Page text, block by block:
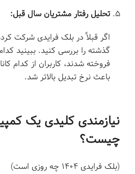
تحلیل رفتار مشتریان سال قبل:
اگر قبلاً در بلک فرایدی شرکت
گذشته را بررسی کنید. ببینید
فروخته شدند، کاربران از کدام
باعث نرخ تبدیل بالاتر شد.
نیازمندی کلیدی یک
چیست؟
(بلک فرایدی ۱۴۰۴ چه روزی است)